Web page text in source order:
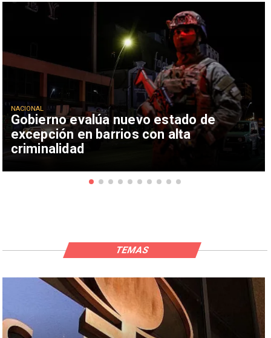
Gobierno evalúa nuevo estado de
excepción en barrios con alta
criminalidad
NACIONAL
TEMAS